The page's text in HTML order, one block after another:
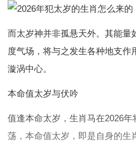
而太岁神并非孤悬天外。其能量
度气场，将与之发生各种地支
漩涡中心。
本命值太岁与伏吟
值逢本命太岁，生肖马在2026
荡，本命值太岁，即是自身的生